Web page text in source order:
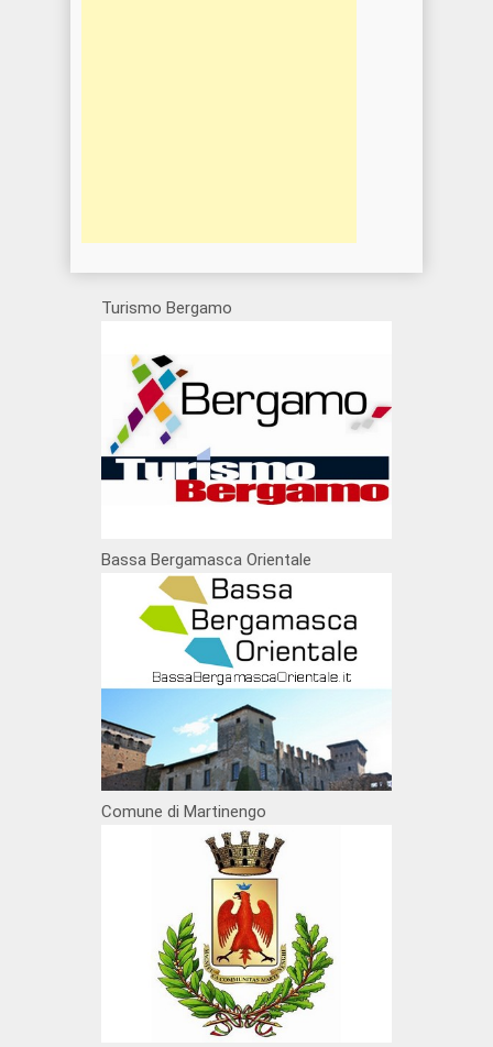
Turismo Bergamo
Bassa Bergamasca Orientale
Comune di Martinengo